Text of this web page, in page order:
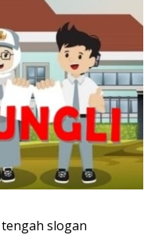
slogan